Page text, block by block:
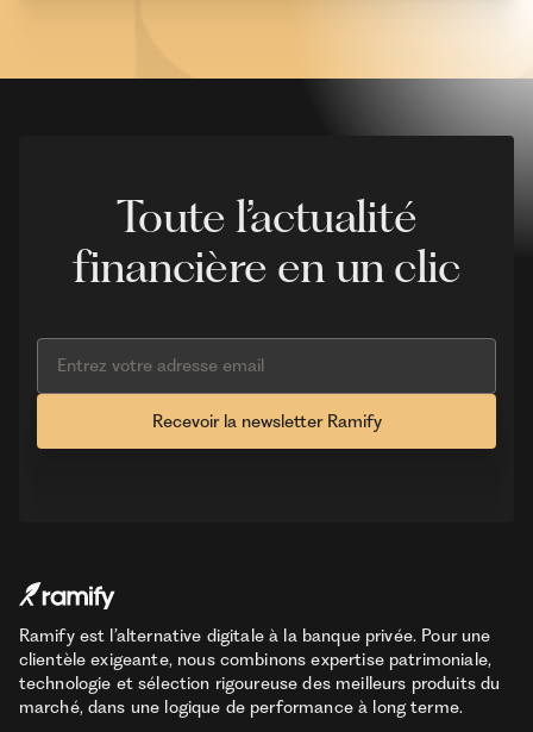
Toute l’actualité
financière en un clic
Ramify est l’alternative digitale à la banque privée. Pour une
clientèle exigeante, nous combinons expertise patrimoniale,
technologie et sélection rigoureuse des meilleurs produits du
marché, dans une logique de performance à long terme.